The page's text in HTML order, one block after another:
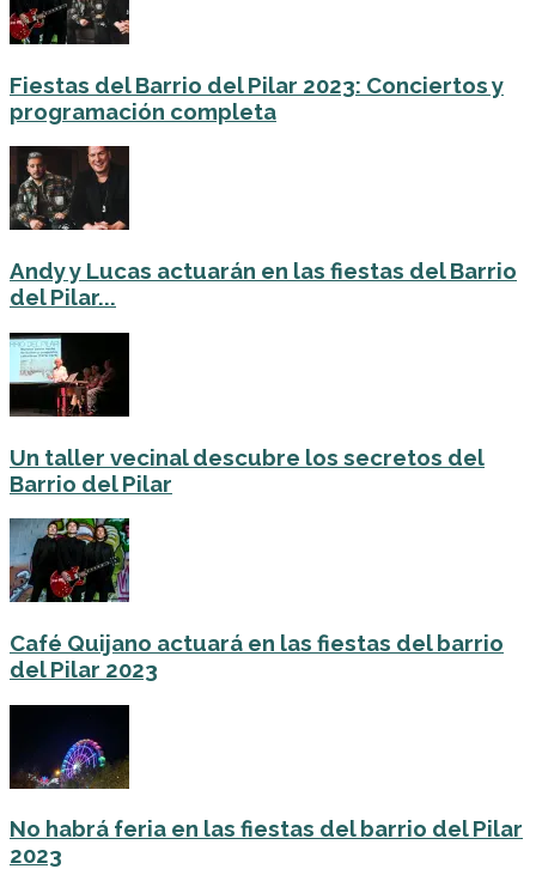
Fiestas del Barrio del Pilar 2023: Conciertos y
programación completa
Andy y Lucas actuarán en las fiestas del Barrio
del Pilar...
Un taller vecinal descubre los secretos del
Barrio del Pilar
Café Quijano actuará en las fiestas del barrio
del Pilar 2023
No habrá feria en las fiestas del barrio del Pilar
2023